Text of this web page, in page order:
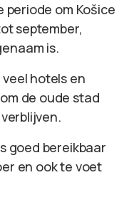
periode om Košice
september,
is.
veel hotels en
de oude stad
goed bereikbaar
en ook te voet